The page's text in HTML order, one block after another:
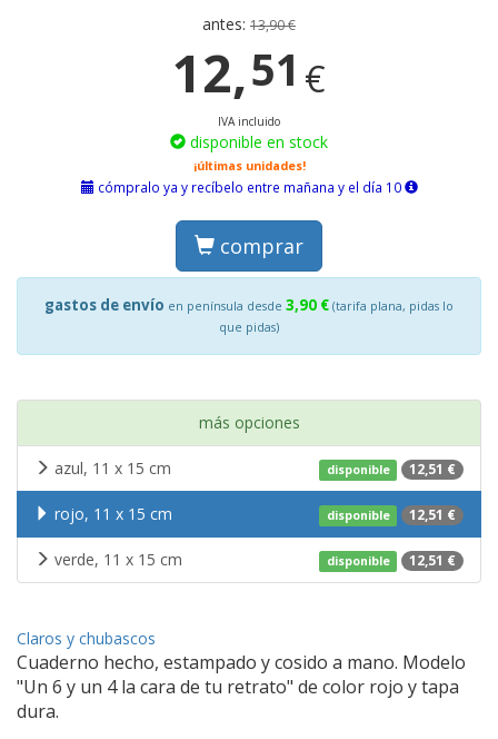
antes: 13,90 €
12,51 €
IVA incluido
disponible en stock
¡últimas unidades!
cómpralo ya y recíbelo entre mañana y el día 10
comprar
gastos de envío en península desde 3,90 € (tarifa plana, pidas lo
que pidas)
más opciones
disponible 12,51 €
azul, 11 x 15 cm
disponible 12,51 €
rojo, 11 x 15 cm
disponible 12,51 €
verde, 11 x 15 cm
Claros y chubascos
Cuaderno hecho, estampado y cosido a mano. Modelo
"Un 6 y un 4 la cara de tu retrato" de color rojo y tapa
dura.